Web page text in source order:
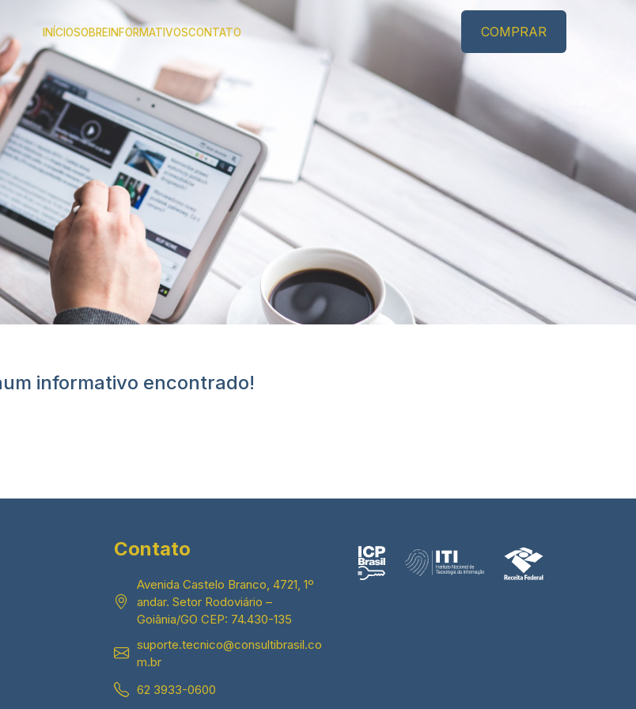
INÍCIOSOBRE INFORMATIVOSCONTATO COMPRAR
informativo encontrado!
Contato
Avenida Castelo Branco, 4721, 1º
andar. Setor Rodoviário –
Goiânia/GO CEP: 74.430-135
suporte.tecnico@consultibrasil.co
m.br
62 3933-0600